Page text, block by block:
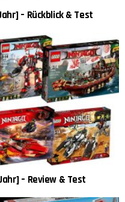
– Rückblick & Test
– Review & Test